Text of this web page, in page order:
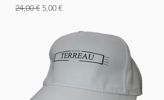
Vanlig pris
24,00 € Salgspris
5,00 €